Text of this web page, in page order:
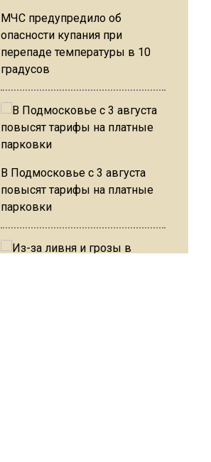
МЧС предупредило об
опасности купания при
перепаде температуры в 10
градусов
В Подмосковье с 3 августа
повысят тарифы на платные
парковки